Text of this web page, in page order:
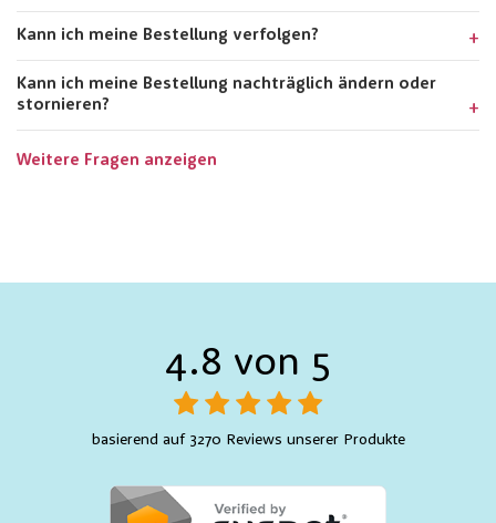
Kann ich meine Bestellung verfolgen?
Kann ich meine Bestellung nachträglich ändern oder
stornieren?
Weitere Fragen anzeigen
4.8 von 5
basierend auf 3270 Reviews unserer Produkte